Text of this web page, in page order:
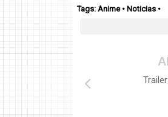
Tags: Anime• Noticias •